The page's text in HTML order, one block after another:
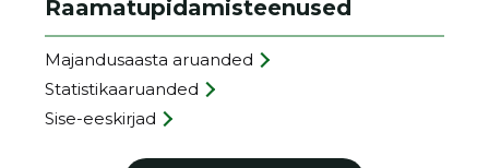
Raamatupidamisteenused
Majandusaasta aruanded
Statistikaaruanded
Sise-eeskirjad